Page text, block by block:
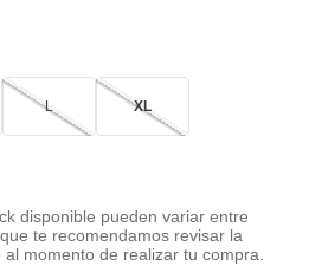
L XL
disponible pueden variar entre
te recomendamos revisar la
al momento de realizar tu compra.